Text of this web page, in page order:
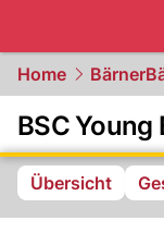
Home
BSC Young
Übersicht